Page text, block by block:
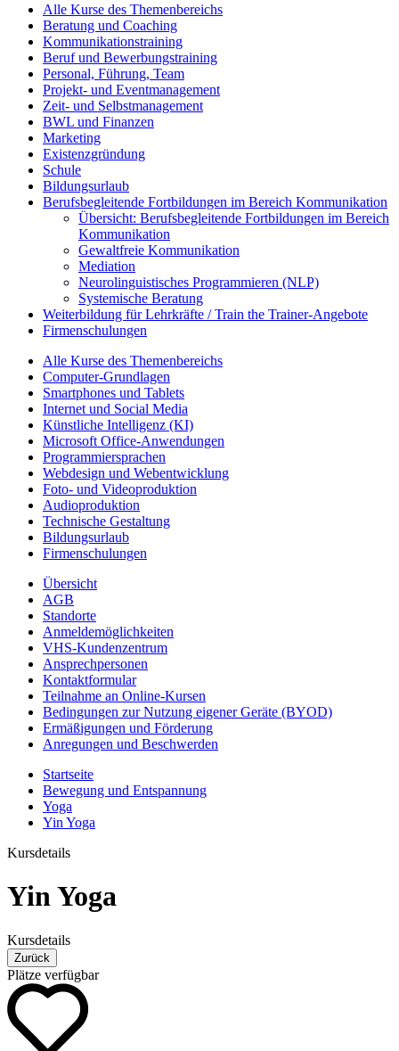
Alle Kurse des Themenbereichs
Beratung und Coaching
Kommunikationstraining
Beruf und Bewerbungstraining
Personal, Führung, Team
Projekt- und Eventmanagement
Zeit- und Selbstmanagement
BWL und Finanzen
Marketing
Existenzgründung
Schule
Bildungsurlaub
Berufsbegleitende Fortbildungen im Bereich Kommunikation
Übersicht: Berufsbegleitende Fortbildungen im Bereich
Kommunikation
Gewaltfreie Kommunikation
Mediation
Neurolinguistisches Programmieren (NLP)
Systemische Beratung
Weiterbildung für Lehrkräfte / Train the Trainer-Angebote
Firmenschulungen
Alle Kurse des Themenbereichs
Computer-Grundlagen
Smartphones und Tablets
Internet und Social Media
Künstliche Intelligenz (KI)
Microsoft Office-Anwendungen
Programmiersprachen
Webdesign und Webentwicklung
Foto- und Videoproduktion
Audioproduktion
Technische Gestaltung
Bildungsurlaub
Firmenschulungen
Übersicht
AGB
Standorte
Anmeldemöglichkeiten
VHS-Kundenzentrum
Ansprechpersonen
Kontaktformular
Teilnahme an Online-Kursen
Bedingungen zur Nutzung eigener Geräte (BYOD)
Ermäßigungen und Förderung
Anregungen und Beschwerden
Startseite
Bewegung und Entspannung
Yoga
Yin Yoga
Kursdetails
Yin Yoga
Kursdetails
Zurück
Plätze verfügbar